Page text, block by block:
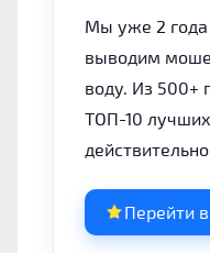
Мы уже 2 года
выводим
воду. Из 500+
ТОП-10
Перейти